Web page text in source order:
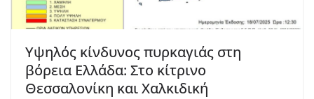
Υψηλός κίνδυνος πυρκαγιάς στη
βόρεια Ελλάδα: Στο κίτρινο
Θεσσαλονίκη και Χαλκιδική